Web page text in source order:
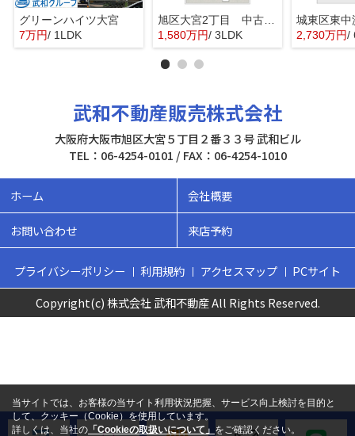
グリーンハイツ大宮
7万円/ 1LDK
旭区大宮2丁目 中古戸建
1,580万円/ 3LDK 2,730万円/
武和不動産販売株式会社
大阪府大阪市旭区大宮５丁目２番３３号 武和ビル
TEL：06-4254-0101 / FAX：06-4254-1010
ホーム 会社概要
お問い合わせ 来店予約
プライバシーポリシー 利用規約 アクセスマップ
PCサイト
Copyright(c) 株式会社 武和不動産 All Rights Reserved.
当サイトでは、お客様の当サイト利用状況把握、サービス向上検討を目的と
して、クッキー（Cookie）を使用しています。
詳しくは、当社の 「Cookieの取扱いについて」 をご確認ください。